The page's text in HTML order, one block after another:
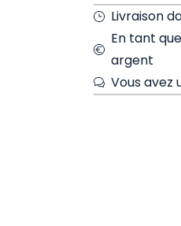
Livraison
En tant
argent
Vous avez